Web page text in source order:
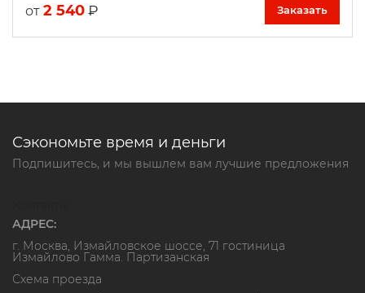
от 2 540 ₽ Заказать
Сэкономьте время и деньги
Подпишитесь, и мы вышлем вам лучшие предложения
АДРЕС:
г. Москва, Измайловское шоссе, 71 гостиница
Измайлово Гамма. Партизанская
Схема проезда